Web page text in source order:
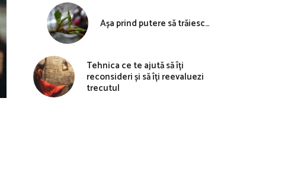
Așa prind putere să trăiesc…
Tehnica ce te ajută să îți
reconsideri și să îți reevaluezi
trecutul